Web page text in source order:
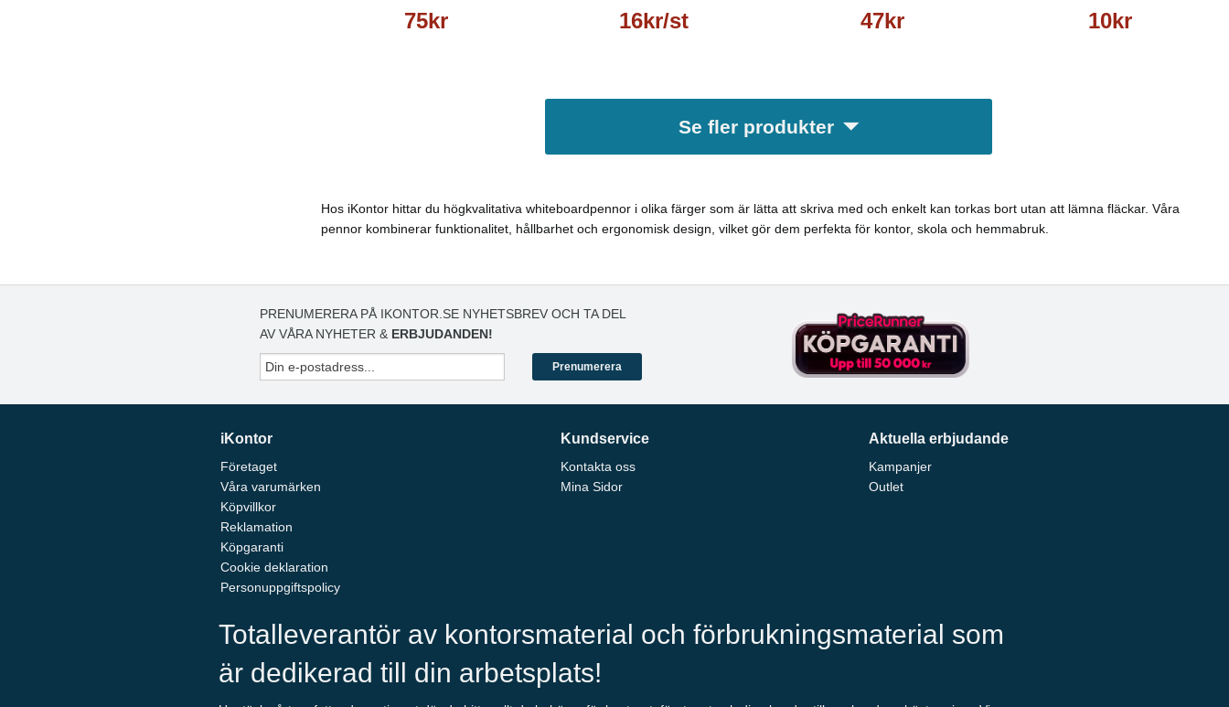
75kr 16kr/st 47kr 10kr
Se fler produkter
Hos iKontor hittar du högkvalitativa whiteboardpennor i olika färger som är lätta att skriva med och enkelt kan torkas bort utan att lämna fläckar. Våra
pennor kombinerar funktionalitet, hållbarhet och ergonomisk design, vilket gör dem perfekta för kontor, skola och hemmabruk.
PRENUMERERA PÅ IKONTOR.SE NYHETSBREV OCH TA DEL
AV VÅRA NYHETER & ERBJUDANDEN!
Prenumerera
iKontor
Företaget
Våra varumärken
Köpvillkor
Reklamation
Köpgaranti
Cookie deklaration
Personuppgiftspolicy
Kundservice
Kontakta oss
Mina Sidor
Aktuella erbjudande
Kampanjer
Outlet
Totalleverantör av kontorsmaterial och förbrukningsmaterial som
är dedikerad till din arbetsplats!